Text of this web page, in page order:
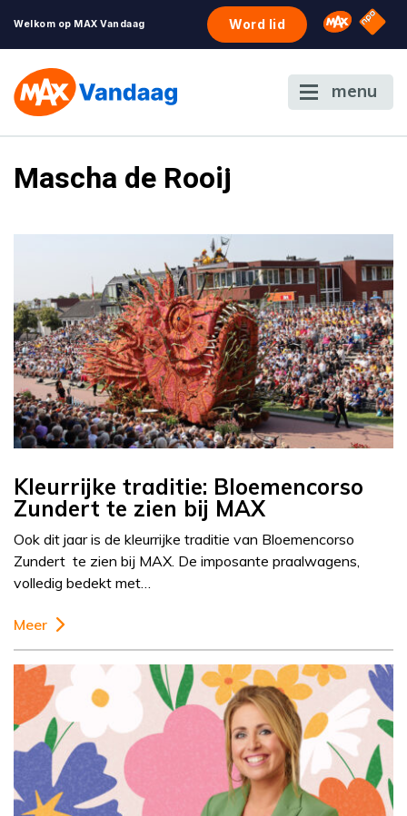
Welkom op MAX Vandaag Word lid Omroep
NPO
menu
Mascha de Rooij
Kleurrijke traditie: Bloemencorso
Zundert te zien bij MAX
Ook dit jaar is de kleurrijke traditie van Bloemencorso
Zundert te zien bij MAX. De imposante praalwagens,
volledig bedekt met…
Meer